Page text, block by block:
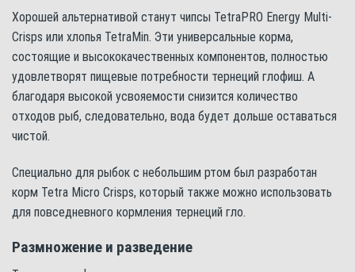
Хорошей альтернативой станут чипсы TetraPRO Energy Multi-
Crisps или хлопья TetraMin. Эти универсальные корма,
состоящие и высококачественных компонентов, полностью
удовлетворят пищевые потребности тернеций глофиш. А
благодаря высокой усвояемости снизится количество
отходов рыб, следовательно, вода будет дольше оставаться
чистой.
Специально для рыбок с небольшим ртом был разработан
корм Tetra Micro Crisps, который также можно использовать
для повседневного кормления тернеций гло.
Размножение и разведение